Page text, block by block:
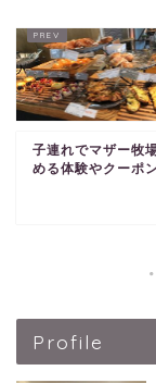
子連れでマザー牧
める体験やクーポ
Profile